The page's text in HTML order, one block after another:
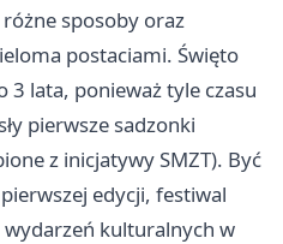
sposoby oraz
postaciami. Święto
3 lata, ponieważ tyle czasu
pierwsze sadzonki
z inicjatywy SMZT). Być
edycji, festiwal
wydarzeń kulturalnych w